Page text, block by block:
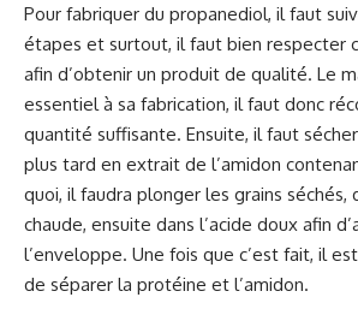
Pour fabriquer du propanediol, il faut
étapes et surtout, il faut bien respecter
afin d’obtenir un produit de qualité. Le
essentiel à sa fabrication, il faut donc
quantité suffisante. Ensuite, il faut
plus tard en extrait de l’amidon
quoi, il faudra plonger les grains séchés,
chaude, ensuite dans l’acide doux afin
l’enveloppe. Une fois que c’est fait, il
de séparer la protéine et l’amidon.